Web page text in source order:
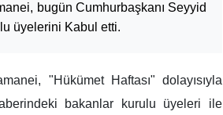
bugün Cumhurbaşkanı Seyyid
üyelerini Kabul etti.
"Hükümet Haftası" dolayısıyla
bakanlar kurulu üyeleri ile